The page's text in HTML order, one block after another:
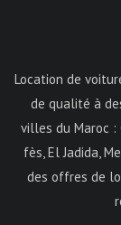
Location de
de qualité à
villes du Maroc :
fès, El Jadida,
des offres de